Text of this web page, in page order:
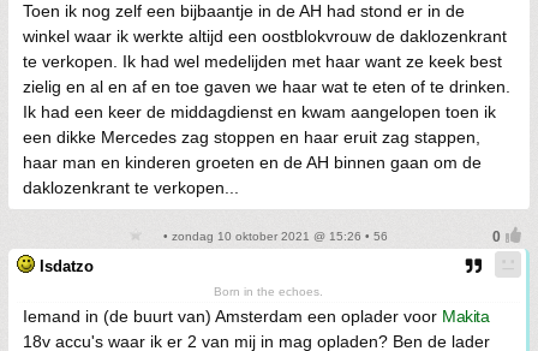
Toen ik nog zelf een bijbaantje in de AH had stond er in de
winkel waar ik werkte altijd een oostblokvrouw de daklozenkrant
te verkopen. Ik had wel medelijden met haar want ze keek best
zielig en al en af en toe gaven we haar wat te eten of te drinken.
Ik had een keer de middagdienst en kwam aangelopen toen ik
een dikke Mercedes zag stoppen en haar eruit zag stappen,
haar man en kinderen groeten en de AH binnen gaan om de
daklozenkrant te verkopen...
• zondag 10 oktober 2021 @ 15:26 • 56
Isdatzo
Born in the echoes.
Iemand in (de buurt van) Amsterdam een oplader voor Makita
18v accu's waar ik er 2 van mij in mag opladen? Ben de lader